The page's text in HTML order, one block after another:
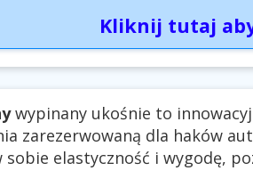
Kliknij tutaj
wypinany ukośnie to
zarezerwowaną dla haków
sobie elastyczność i wygodę,